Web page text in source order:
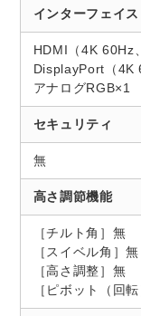
インターフェイス
HDMI（4K 60Hz
DisplayPort（4K
アナログRGB×1
セキュリティ
無
高さ調節機能
［チルト角］無
［スイベル角］無
［高さ調整］無
［ピボット（回